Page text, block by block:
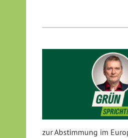
zur Abstimmung im